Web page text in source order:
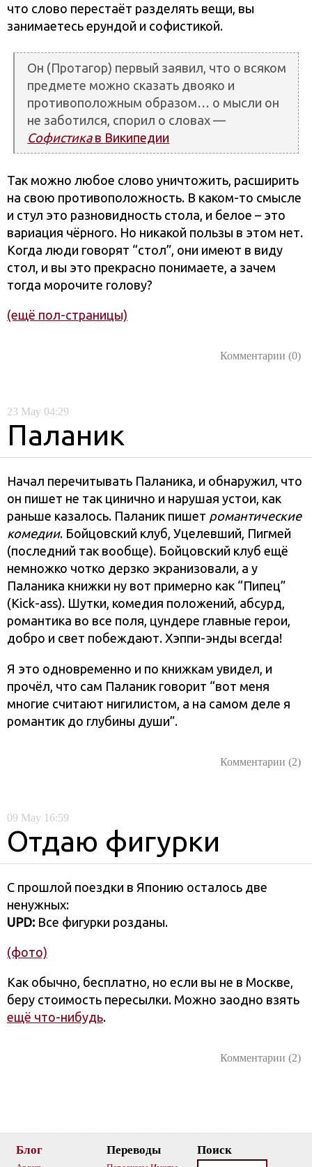
что слово перестаёт разделять вещи, вы
занимаетесь ерундой и софистикой.
Он (Протагор) первый заявил, что о всяком
предмете можно сказать двояко и
противоположным образом… о мысли он
не заботился, спорил о словах —
Софистикав Википедии
Так можно любое слово уничтожить, расширить
на свою противоположность. В каком-то смысле
и стул это разновидность стола, и белое – это
вариация чёрного. Но никакой пользы в этом нет.
Когда люди говорят “стол”, они имеют в виду
стол, и вы это прекрасно понимаете, а зачем
тогда морочите голову?
(ещё пол-страницы)
Комментарии (0)
23 May 04:29
Паланик
Начал перечитывать Паланика, и обнаружил, что
он пишет не так цинично и нарушая устои, как
раньше казалось. Паланик пишет романтические
комедии. Бойцовский клуб, Уцелевший, Пигмей
(последний так вообще). Бойцовский клуб ещё
немножко чотко дерзко экранизовали, а у
Паланика книжки ну вот примерно как “Пипец”
(Kick-ass). Шутки, комедия положений, абсурд,
романтика во все поля, цундере главные герои,
добро и свет побеждают. Хэппи-энды всегда!
Я это одновременно и по книжкам увидел, и
прочёл, что сам Паланик говорит “вот меня
многие считают нигилистом, а на самом деле я
романтик до глубины души”.
Комментарии (2)
09 May 16:59
Отдаю фигурки
С прошлой поездки в Японию осталось две
ненужных:
UPD: Все фигурки розданы.
(фото)
Как обычно, бесплатно, но если вы не в Москве,
беру стоимость пересылки. Можно заодно взять
ещё что-нибудь.
Комментарии (2)
Блог Переводы Поиск